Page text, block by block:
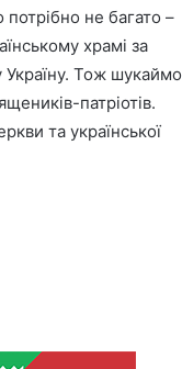
не багато –
храмі за
Україну. Тож шукаймо
патріотів.
та української